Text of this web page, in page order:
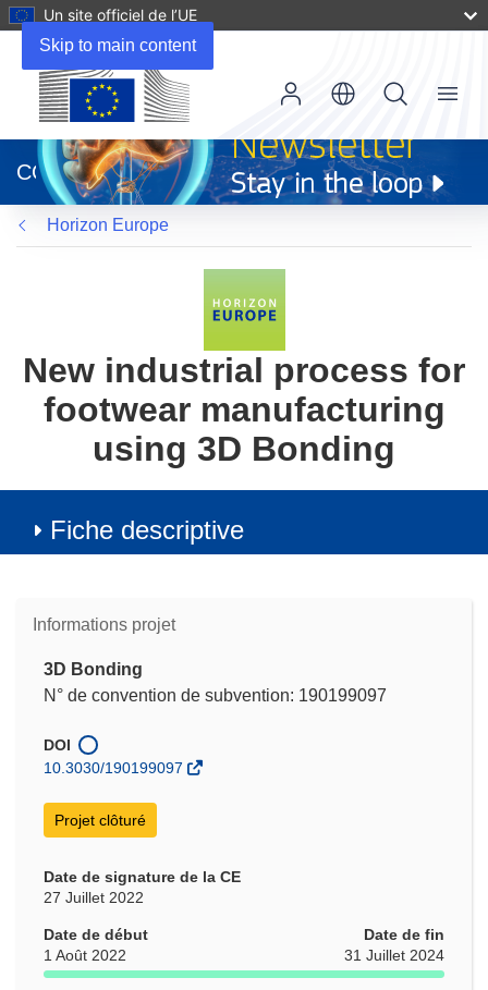
Skip to main content
Un site officiel de l’UE
dans
une
nouvelle
fenêtre)
CORDIS
Menu
Horizon Europe
New industrial process for
footwear manufacturing
using 3D Bonding
Fiche descriptive
Informations projet
3D Bonding
N° de convention de subvention: 190199097
DOI
10.3030/190199097
Projet clôturé
Date de signature de la CE
27 Juillet 2022
Date de début
1 Août 2022
Date de fin
31 Juillet 2024